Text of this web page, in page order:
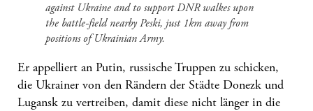
against Ukraine and to support DNR walkes upon
the battle-field nearby Peski, just 1km away from
positions of Ukrainian Army.
Er appelliert an Putin, russische Truppen zu schicken,
die Ukrainer von den Rändern der Städte Donezk und
Lugansk zu vertreiben, damit diese nicht länger in die